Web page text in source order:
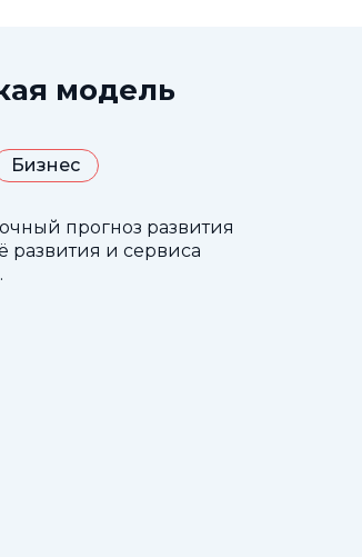
модель
Бизнес
прогноз развития
развития и сервиса